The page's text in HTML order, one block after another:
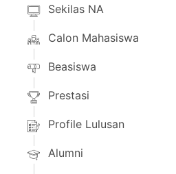
Sekilas NA
Calon Mahasiswa
Beasiswa
Prestasi
Profile Lulusan
Alumni